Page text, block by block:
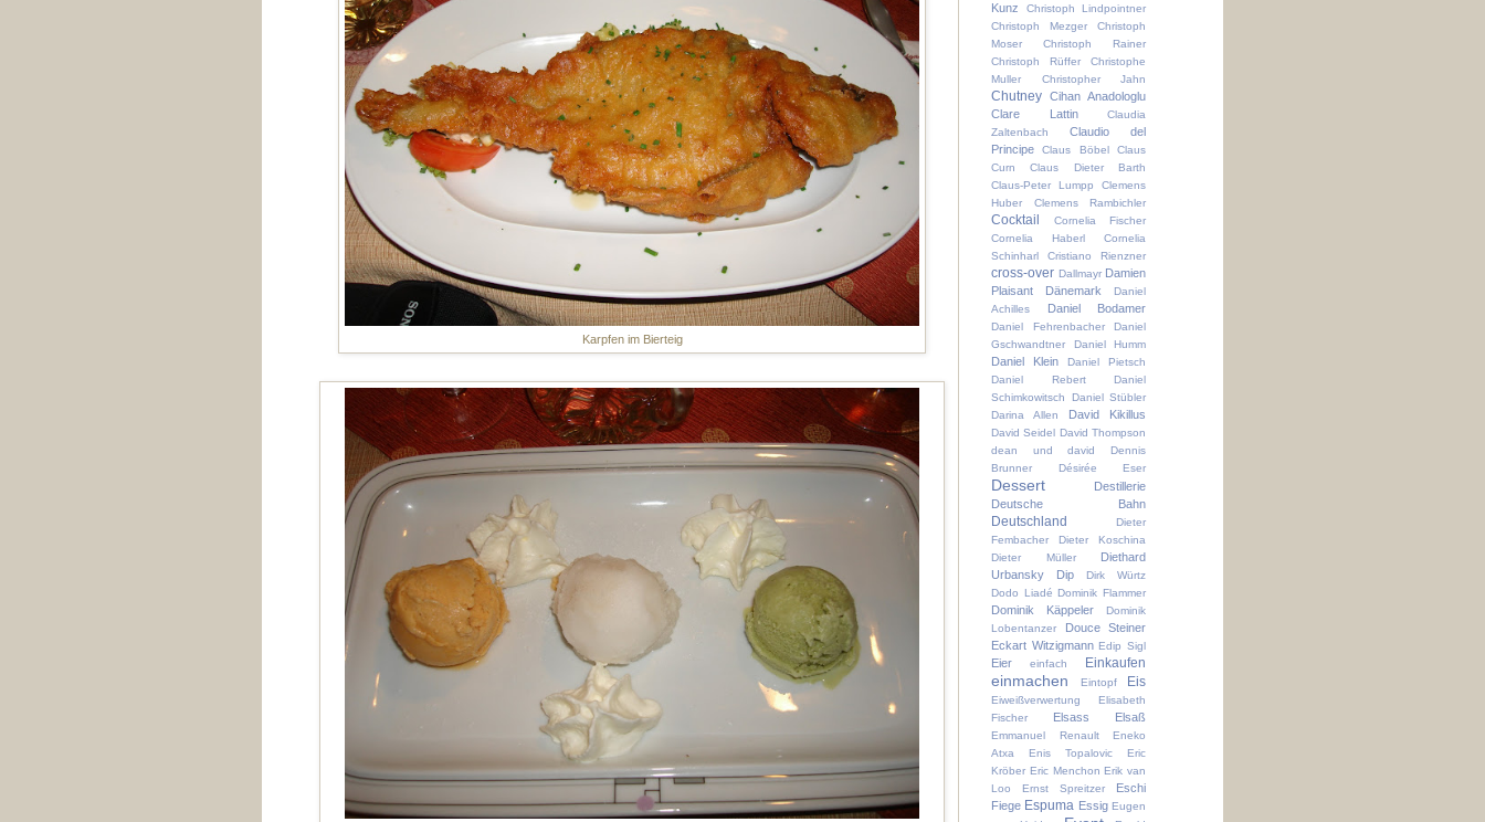
Karpfen im Bierteig
Kunz
Christoph Lindpointner
Christoph Mezger
Christoph
Moser
Christoph Rainer
Christoph Rüffer
Christophe
Muller
Christopher Jahn
Chutney Cihan Anadologlu
Clare Lattin
Claudia
Zaltenbach
Claudio del
Principe
Claus Böbel
Claus
Curn
Claus Dieter Barth
Claus-Peter Lumpp
Clemens
Huber
Clemens Rambichler
Cocktail
Cornelia Fischer
Cornelia Haberl
Cornelia
Schinharl
Cristiano Rienzner
cross-over Dallmayr Damien
Plaisant
Dänemark
Daniel
Achilles
Daniel Bodamer
Daniel Fehrenbacher
Daniel
Gschwandtner
Daniel Humm
Daniel Klein
Daniel Pietsch
Daniel Rebert
Daniel
Schimkowitsch
Daniel Stübler
Darina Allen
David Kikillus
David Seidel David Thompson
dean und david
Dennis
Brunner
Désirée Eser
Dessert
Destillerie
Deutsche Bahn
Deutschland
Dieter
Fembacher
Dieter Koschina
Dieter Müller
Diethard
Urbansky
Dip
Dirk Würtz
Dodo Liadé Dominik Flammer
Dominik Käppeler
Dominik
Lobentanzer
Douce Steiner
Eckart Witzigmann Edip Sigl
Eier einfach Einkaufen
einmachen Eintopf Eis
Eiweißverwertung
Elisabeth
Fischer
Elsass Elsaß
Emmanuel Renault
Eneko
Atxa
Enis Topalovic
Eric
Kröber Eric Menchon Erik van
Loo
Ernst Spreitzer
Eschi
Fiege Espuma Essig Eugen